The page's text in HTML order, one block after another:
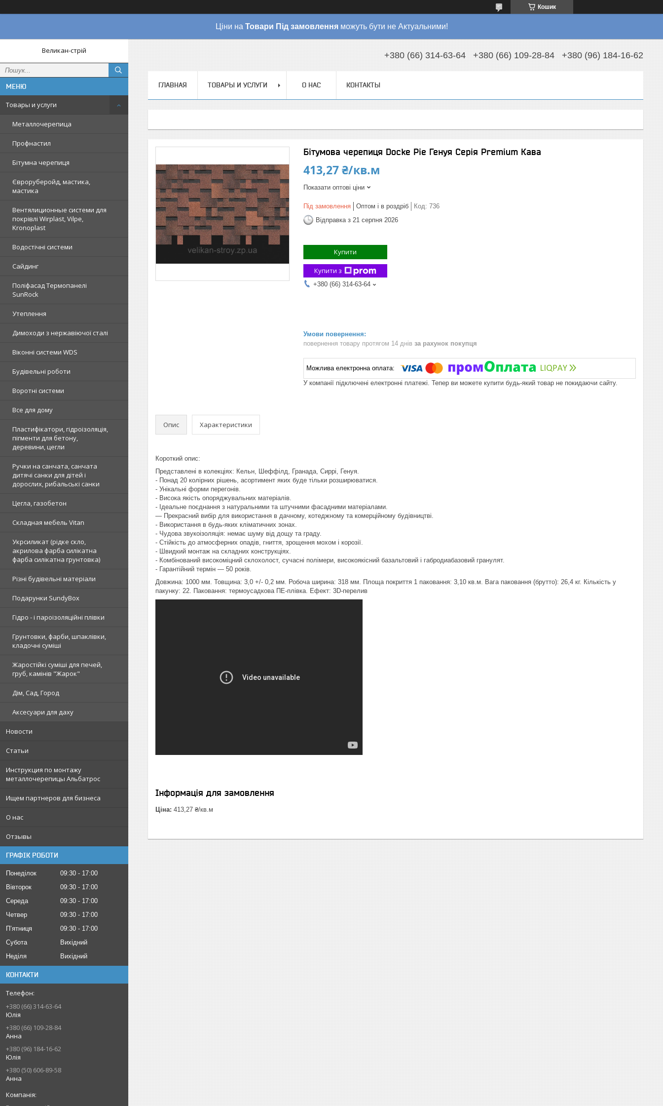
Кошик
Ціни на Товари Під замовлення можуть бути не Актуальними!
Великан-стрій
Товары и услуги
Металлочерепица
Профнастил
Бітумна черепиця
Євроруберойд, мастика,
мастика
Вентялиционные системи для
покрівлі Wirplast, Vilpe,
Kronoplast
Водостічні системи
Сайдинг
Поліфасад Термопанелі
SunRock
Утеплення
Димоходи з нержавіючої сталі
Віконні системи WDS
Будівельні роботи
Воротні системи
Все для дому
Пластифікатори, гідроізоляція,
пігменти для бетону,
деревини, цегли
Ручки на санчата, санчата
дитячі санки для дітей і
дорослих, рибальські санки
Цегла, газобетон
Складная мебель Vitan
Укрсиликат (рідке скло,
акрилова фарба силікатна
фарба силікатна грунтовка)
Різні будівельні матеріали
Подарунки SundyBox
Гідро - і пароізоляційні плівки
Грунтовки, фарби, шпаклівки,
кладочні суміші
Жаростійкі суміші для печей,
груб, камінів "Жарок"
Дім, Сад, Город
Аксесуари для даху
Новости
Статьи
Инструкция по монтажу
металлочерепицы Альбатрос
Ищем партнеров для бизнеса
О нас
Отзывы
ГРАФІК РОБОТИ
Понеділок 09:30
17:00
Вівторок
09:30
17:00
Середа
09:30
17:00
Четвер
09:30
17:00
Пʼятниця
09:30
17:00
Субота
Вихідний
Неділя
Вихідний
КОНТАКТИ
+380 (66) 314-63-64
Юлія
+380 (66) 109-28-84
Анна
+380 (96) 184-16-62
Юлія
+380 (50) 606-89-58
Анна
+380 (66) 314-63-64 +380 (66) 109-28-84 +380 (96) 184-16-62
ГЛАВНАЯ ТОВАРЫ И УСЛУГИ О НАС КОНТАКТЫ
Бітумова черепиця Docke Pie Генуя Серія Premium Кава
413,27 ₴/кв.м
Показати оптові ціни
Під замовлення Оптом і в роздріб Код: 736
Відправка з 21 серпня 2026
Купити
Купити з
+380 (66) 314-63-64
повернення товару протягом 14 днів за рахунок покупця
У компанії підключені електронні платежі. Тепер ви можете купити будь-який товар не покидаючи сайту.
Опис Характеристики
Короткий опис:
Представлені в колекціях: Кельн, Шеффілд, Гранада, Сиррі, Генуя.
- Понад 20 колірних рішень, асортимент яких буде тільки розширюватися.
- Унікальні форми перегонів.
- Висока якість опоряджувальних матеріалів.
- Ідеальне поєднання з натуральними та штучними фасадними матеріалами.
— Прекрасний вибір для використання в дачному, котеджному та комерційному будівництві.
- Використання в будь-яких кліматичних зонах.
- Чудова звукоізоляція: немає шуму від дощу та граду.
- Стійкість до атмосферних опадів, гниття, зрощення мохом і корозії.
- Швидкий монтаж на складних конструкціях.
- Комбінований високоміцний склохолост, сучасні полімери, високоякісний базальтовий і габродиабазовий гранулят.
- Гарантійний термін — 50 років.
Довжина: 1000 мм. Товщина: 3,0 +/- 0,2 мм. Робоча ширина: 318 мм. Площа покриття 1 паковання: 3,10 кв.м. Вага паковання (брутто): 26,4 кг. Кількість у
пакунку: 22. Паковання: термоусадкова ПЕ-плівка. Ефект: 3D-перелив
Інформація для замовлення
Ціна: 413,27 ₴/кв.м